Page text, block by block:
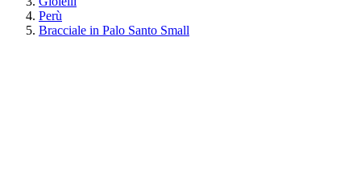
Perù
Bracciale in Palo Santo Small